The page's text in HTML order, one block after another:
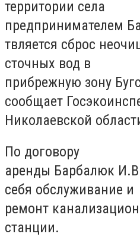
территории села
предпринимателем
твляется сброс
сточных вод в
прибрежную зону
сообщает
Николаевской
По договору
аренды Барбалюк
себя обслуживание и
ремонт
станции.